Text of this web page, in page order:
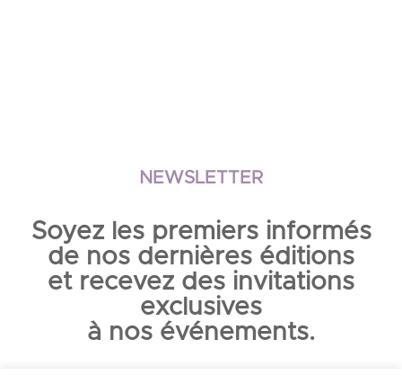
NEWSLETTER
Soyez les premiers informés
de nos dernières éditions
et recevez des invitations
exclusives
à nos événements.